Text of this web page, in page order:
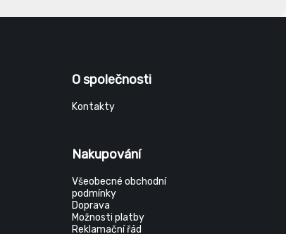
O společnosti
Kontakty
Nakupování
Všeobecné obchodní
podmínky
Doprava
Možnosti platby
Reklamační řád